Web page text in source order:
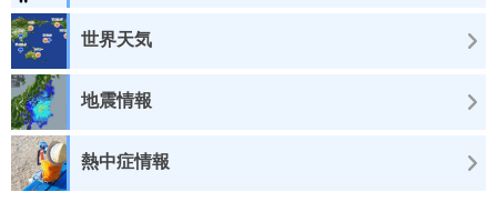
世界天気
地震情報
熱中症情報